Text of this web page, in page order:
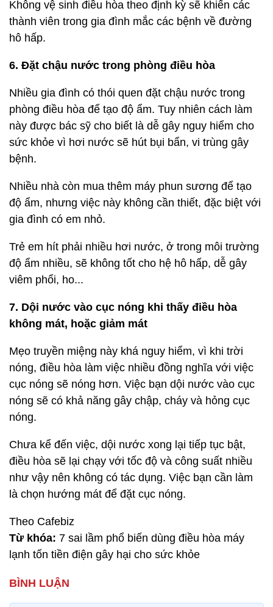
Không vệ sinh điều hòa theo định kỳ sẽ khiến các
thành viên trong gia đình mắc các bệnh về đường
hô hấp.
6. Đặt chậu nước trong phòng điều hòa
Nhiều gia đình có thói quen đặt chậu nước trong
phòng điều hòa để tạo độ ẩm. Tuy nhiên cách làm
này được bác sỹ cho biết là dễ gây nguy hiểm cho
sức khỏe vì hơi nước sẽ hút bụi bẩn, vi trùng gây
bệnh.
Nhiều nhà còn mua thêm máy phun sương để tạo
độ ẩm, nhưng việc này không cần thiết, đặc biệt với
gia đình có em nhỏ.
Trẻ em hít phải nhiều hơi nước, ở trong môi trường
độ ẩm nhiều, sẽ không tốt cho hệ hô hấp, dễ gây
viêm phổi, ho...
7. Dội nước vào cục nóng khi thấy điều hòa
không mát, hoặc giảm mát
Mẹo truyền miệng này khá nguy hiểm, vì khi trời
nóng, điều hòa làm việc nhiều đồng nghĩa với việc
cục nóng sẽ nóng hơn. Việc bạn dội nước vào cục
nóng sẽ có khả năng gây chập, cháy và hỏng cục
nóng.
Chưa kể đến việc, dội nước xong lại tiếp tục bật,
điều hòa sẽ lại chạy với tốc độ và công suất nhiều
như vậy nên không có tác dụng. Việc bạn cần làm
là chọn hướng mát để đặt cục nóng.
Theo Cafebiz
Từ khóa: 7 sai lầm phổ biến dùng điều hòa máy
lạnh tốn tiền điện gây hại cho sức khỏe